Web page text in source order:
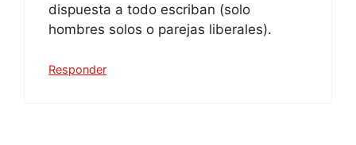
dispuesta a todo escriban (solo
hombres solos o parejas liberales).
Responder